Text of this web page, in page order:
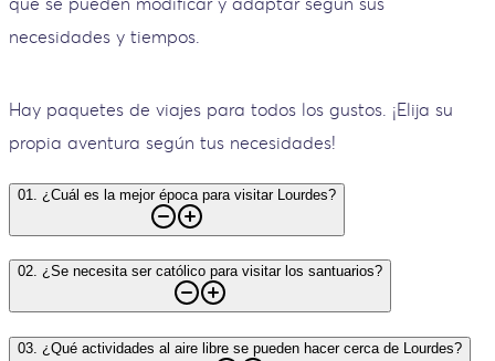
necesidades y tiempos.
Hay paquetes de viajes para todos los gustos. ¡Elija su
propia aventura según tus necesidades!
01 ¿Cuál es la mejor época para visitar Lourdes?
02. ¿Se necesita ser católico para visitar los santuarios?
03. ¿Qué actividades al aire libre se pueden hacer cerca de Lourdes?